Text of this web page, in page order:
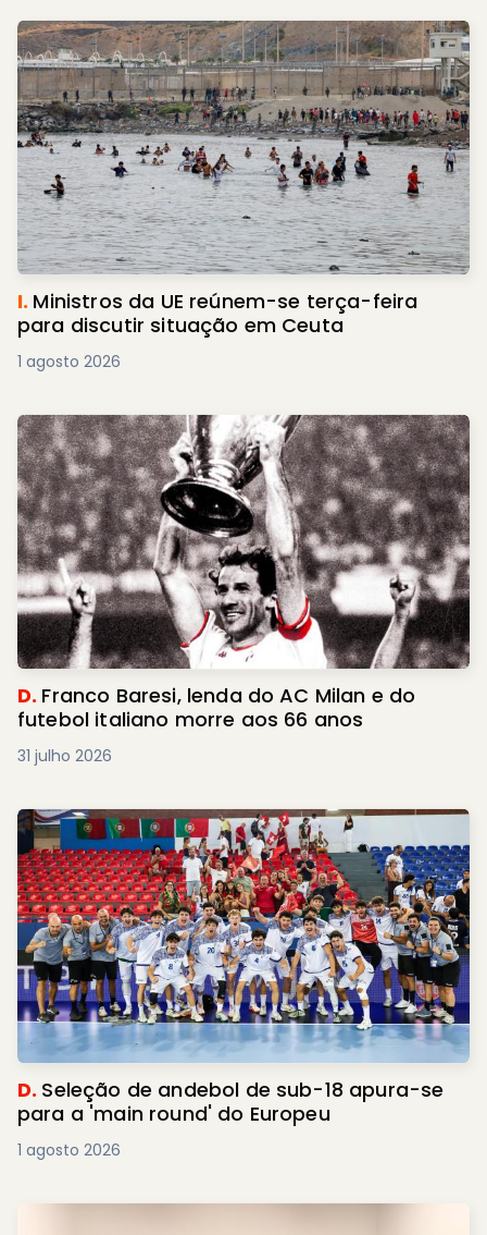
I. Ministros da UE reúnem-se terça-feira
para discutir situação em Ceuta
1 agosto 2026
D. Franco Baresi, lenda do AC Milan e do
futebol italiano morre aos 66 anos
31 julho 2026
D. Seleção de andebol de sub-18 apura-se
para a 'main round' do Europeu
1 agosto 2026